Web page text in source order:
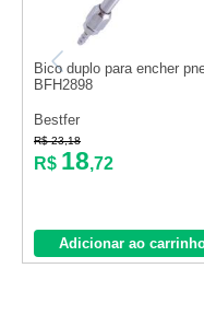
Bico duplo para encher
BFH2898
Bestfer
R$ 23,18
R$ 18,72
Adicionar ao